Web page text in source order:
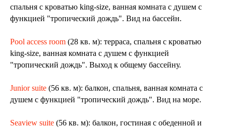
спальня с кроватью king-size, ванная комната с душем с
функцией "тропический дождь". Вид на бассейн.
Pool access room (28 кв. м): терраса, спальня с кроватью
king-size, ванная комната с душем с функцией
"тропический дождь". Выход к общему бассейну.
Junior suite (56 кв. м): балкон, спальня, ванная комната с
душем с функцией "тропический дождь". Вид на море.
Seaview suite (56 кв. м): балкон, гостиная с обеденной и